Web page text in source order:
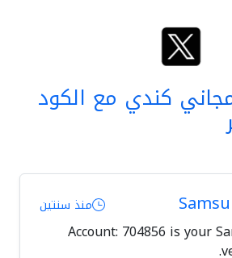
كندي مع الكود
منذ سنتين
Account: 704856 is your